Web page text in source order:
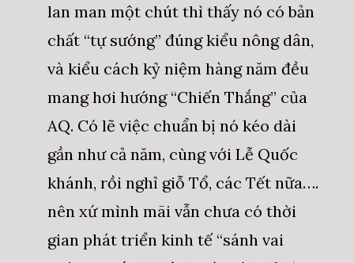
lan man một chút thì thấy nó có bản
chất “tự sướng” đúng kiểu nông dân,
và kiểu cách kỷ niệm hàng năm đều
mang hơi hướng “Chiến Thắng” của
AQ. Có lẽ việc chuẩn bị nó kéo dài
gần như cả năm, cùng với Lễ Quốc
khánh, rồi nghỉ giỗ Tổ, các Tết nữa….
nên xứ mình mãi vẫn chưa có thời
gian phát triển kinh tế “sánh vai